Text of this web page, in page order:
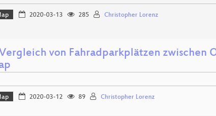
2020-03-13 285 Christopher Lorenz
von Fahradparkplätzen zwischen
2020-03-12 89 Christopher Lorenz